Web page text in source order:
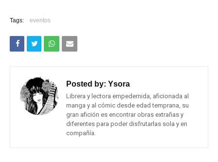
Tags: eventos
Posted by: Ysora
Librera y lectora empedernida, aficionada al
manga y al cómic desde edad temprana, su
gran afición es encontrar obras extrañas y
diferentes para poder disfrutarlas sola y en
compañía.